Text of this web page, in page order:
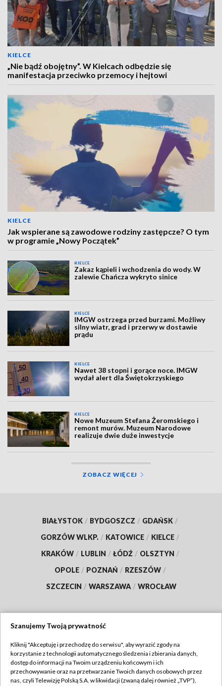
KIELCE
„Nie bądź obojętny”. W Kielcach odbędzie się
manifestacja przeciwko przemocy i hejtowi
KIELCE
Jak wspierane są zawodowe rodziny zastępcze? O tym
w programie „Nowy Początek”
KIELCE
Zakaz kąpieli i wchodzenia do wody. W
zalewie Chańcza wykryto sinice
KIELCE
IMGW ostrzega przed burzami. Możliwy
silny wiatr, grad i przerwy w dostawie
prądu
KIELCE
Nawet 38 stopni i gorące noce. IMGW
wydał alert dla Świętokrzyskiego
KIELCE
Nowe Muzeum Stefana Żeromskiego i
remont murów. Muzeum Narodowe
realizuje dwie duże inwestycje
ZOBACZ WIĘCEJ
BIAŁYSTOK / BYDGOSZCZ / GDAŃSK /
GORZÓW WLKP. / KATOWICE / KIELCE /
KRAKÓW / LUBLIN / ŁÓDŹ / OLSZTYN /
OPOLE / POZNAŃ / RZESZÓW /
SZCZECIN / WARSZAWA / WROCŁAW
TVP
Abonament TVP
Regulamin TVP
Szanujemy Twoją prywatność
Kliknij "Akceptuję i przechodzę do serwisu", aby wyrazić zgody na
korzystanie z technologii automatycznego śledzenia i zbierania danych,
dostęp do informacji na Twoim urządzeniu końcowym i ich
przechowywanie oraz na przetwarzanie Twoich danych osobowych przez
nas, czyli Telewizję Polską S.A. w likwidacji (zwaną dalej również „TVP”),